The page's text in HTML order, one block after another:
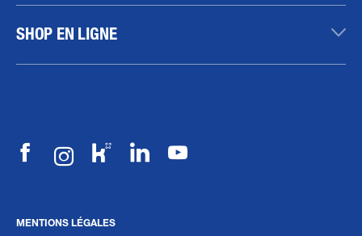
SHOP EN LIGNE
MENTIONS LÉGALES